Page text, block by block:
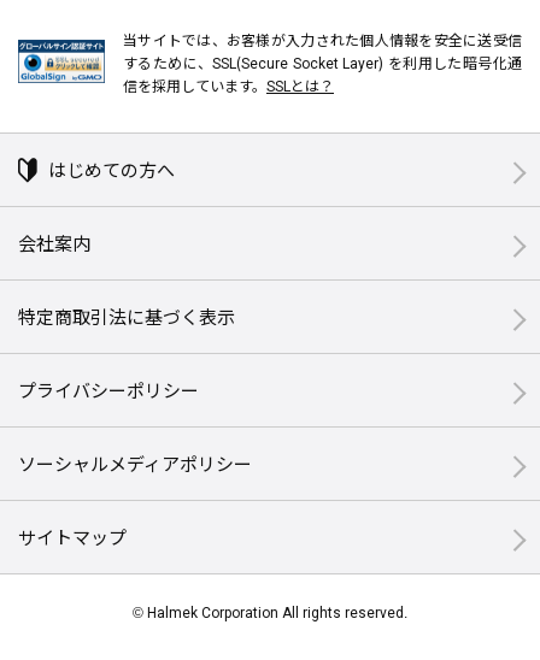
当サイトでは、お客様が入力された個人情報を安全に送受信
するために、SSL(Secure Socket Layer) を利用した暗号化通
信を採用しています。 SSLとは？
はじめての方へ
会社案内
特定商取引法に基づく表示
プライバシーポリシー
ソーシャルメディアポリシー
サイトマップ
© Halmek Corporation All rights reserved.